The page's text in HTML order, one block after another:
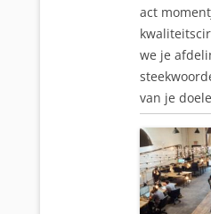
act
we je
van je